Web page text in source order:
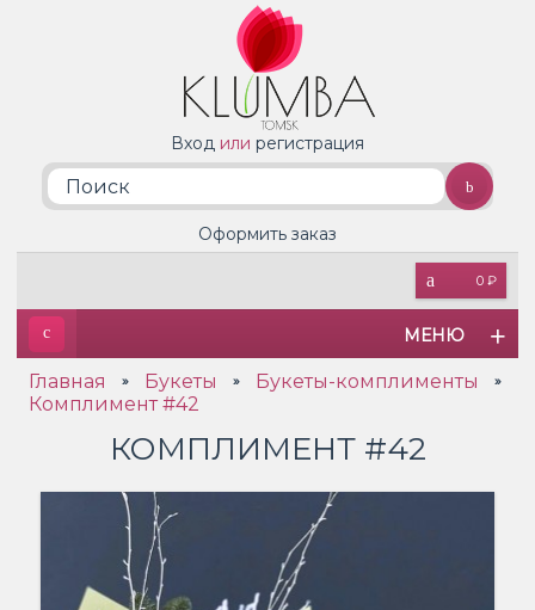
Вход или регистрация
0 ₽
Оформить заказ
МЕНЮ
Главная » Букеты » Букеты-комплименты »
Комплимент #42
КОМПЛИМЕНТ #42